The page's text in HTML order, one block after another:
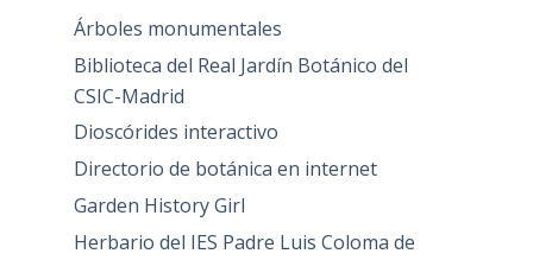
Árboles monumentales
Biblioteca del Real Jardín Botánico del
CSIC-Madrid
Dioscórides interactivo
Directorio de botánica en internet
Garden History Girl
Herbario del IES Padre Luis Coloma de